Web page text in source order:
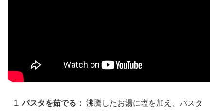
パスタを茹でる： 沸騰したお湯に塩を加え、パスタ